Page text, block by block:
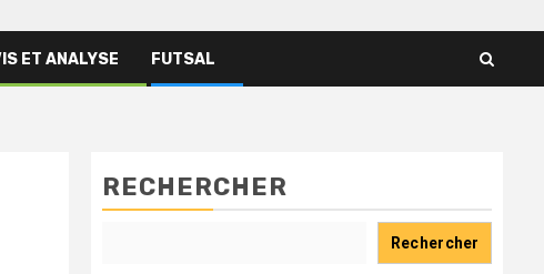
ET ANALYSE FUTSAL
RECHERCHER
Rechercher